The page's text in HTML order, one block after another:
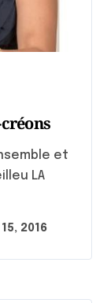
et
LA
2016